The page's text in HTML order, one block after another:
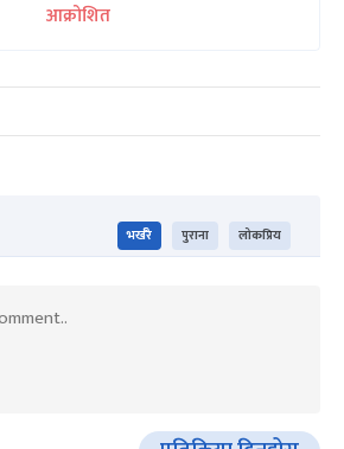
आक्रोशित
भर्खरै पुराना लोकप्रिय